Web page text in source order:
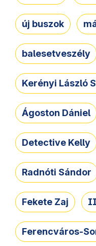
új buszok
balesetveszély
Kerényi László
Ágoston Dániel
Detective Kelly
Radnóti Sándor
Fekete Zaj
Ferencváros-